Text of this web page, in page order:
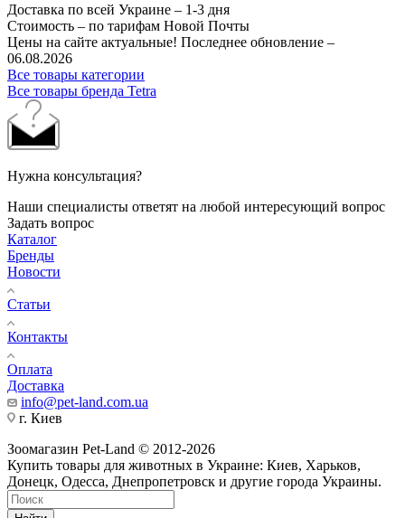
Доставка по всей Украине – 1-3 дня
Стоимость – по тарифам Новой Почты
Цены на сайте актуальные! Последнее обновление –
06.08.2026
Все товары категории
Все товары бренда Tetra
Нужна консультация?
Наши специалисты ответят на любой интересующий вопрос
Задать вопрос
Каталог
Бренды
Новости
Статьи
Контакты
Оплата
Доставка
info@pet-land.com.ua
г. Киев
Зоомагазин Pet-Land © 2012-2026
Купить товары для животных в Украине: Киев, Харьков,
Донецк, Одесса, Днепропетровск и другие города Украины.